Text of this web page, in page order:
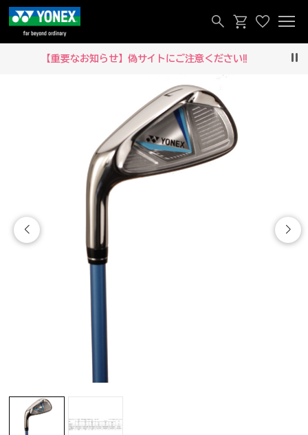
【重要なお知らせ】偽サイトにご注意ください‼